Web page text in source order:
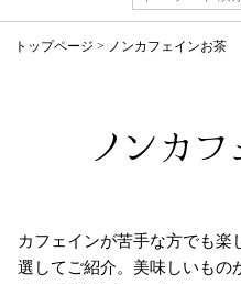
トップページ ノンカフェインお茶
ノンカ
カフェインが苦手な方でも
選してご紹介。美味しいもの